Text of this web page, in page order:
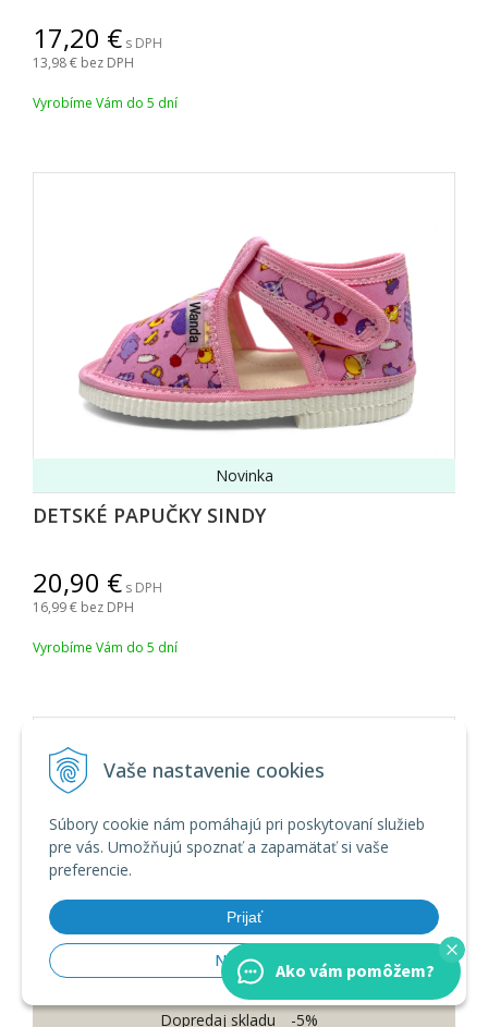
Vaše nastavenie cookies
Súbory cookie nám pomáhajú pri poskytovaní služieb
pre vás. Umožňujú spoznať a zapamätať si vaše
preferencie.
Prijať
Nastaviť
17,20
s DPH
13,98 bez DPH
Vyrobíme Vám do 5 dní
DETSKÉ PAPUČKY SINDY
Novinka
20,90
s DPH
16,99 bez DPH
Vyrobíme Vám do 5 dní
Dopredaj skladu -5%
Ako vám pomôžem?